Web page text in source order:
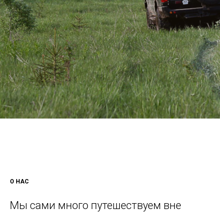
О НАС
Мы сами много путешествуем вне